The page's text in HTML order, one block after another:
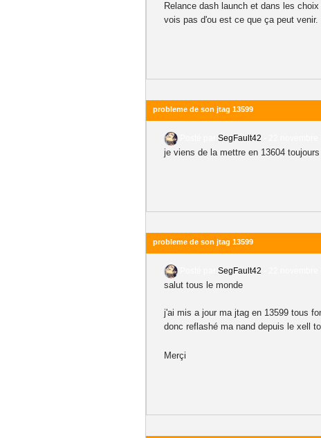
Relance dash launch et dans les
vois pas d'ou est ce que ça peut venir.
probleme de son jtag 13599
SegFault42
je viens de la mettre en 13604
probleme de son jtag 13599
SegFault42
salut tous le monde
j'ai mis a jour ma jtag en 13599 tous
donc reflashé ma nand depuis le xell
Merçi